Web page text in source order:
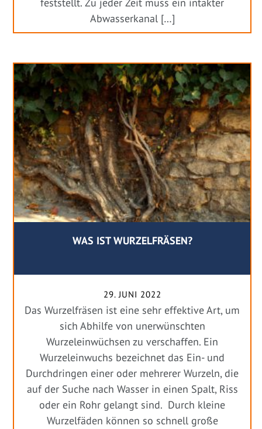
Abwasserkanal […]
WAS IST WURZELFRÄSEN?
29. JUNI 2022
Das Wurzelfräsen ist eine sehr effektive Art, um
sich Abhilfe von unerwünschten
Wurzeleinwüchsen zu verschaffen. Ein
Wurzeleinwuchs bezeichnet das Ein- und
Durchdringen einer oder mehrerer Wurzeln, die
auf der Suche nach Wasser in einen Spalt, Riss
oder ein Rohr gelangt sind. Durch kleine
Wurzelfäden können so schnell große